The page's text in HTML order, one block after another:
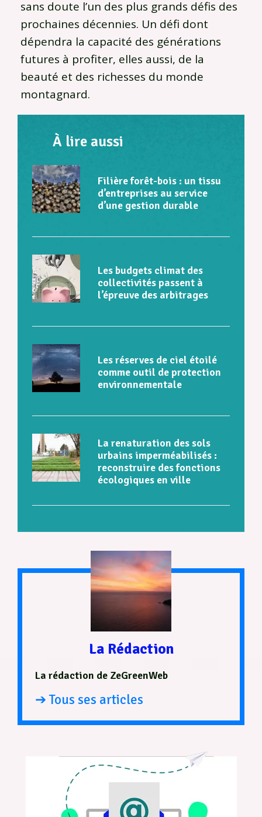
sans doute l’un des plus grands défis des
prochaines décennies. Un défi dont
dépendra la capacité des générations
futures à profiter, elles aussi, de la
beauté et des richesses du monde
montagnard.
À lire aussi
Filière forêt-bois : un tissu
d’entreprises au service
d’une gestion durable
Les budgets climat des
collectivités passent à
l’épreuve des arbitrages
Les réserves de ciel étoilé
comme outil de protection
environnementale
La renaturation des sols
urbains imperméabilisés :
reconstruire des fonctions
écologiques en ville
La Rédaction
La rédaction de ZeGreenWeb
➔ Tous ses articles